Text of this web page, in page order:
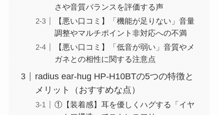
さや音質バランスを評価する声
【悪い口コミ】「機能が足りない」音量
調整やマルチポイント非対応への不満
【悪い口コミ】「低音が弱い」音質やメ
ガネとの相性に関する注意点
radius ear-hug HP-H10BTの5つの特徴と
メリット（おすすめな点）
①【装着感】耳を優しくハグする「イヤ